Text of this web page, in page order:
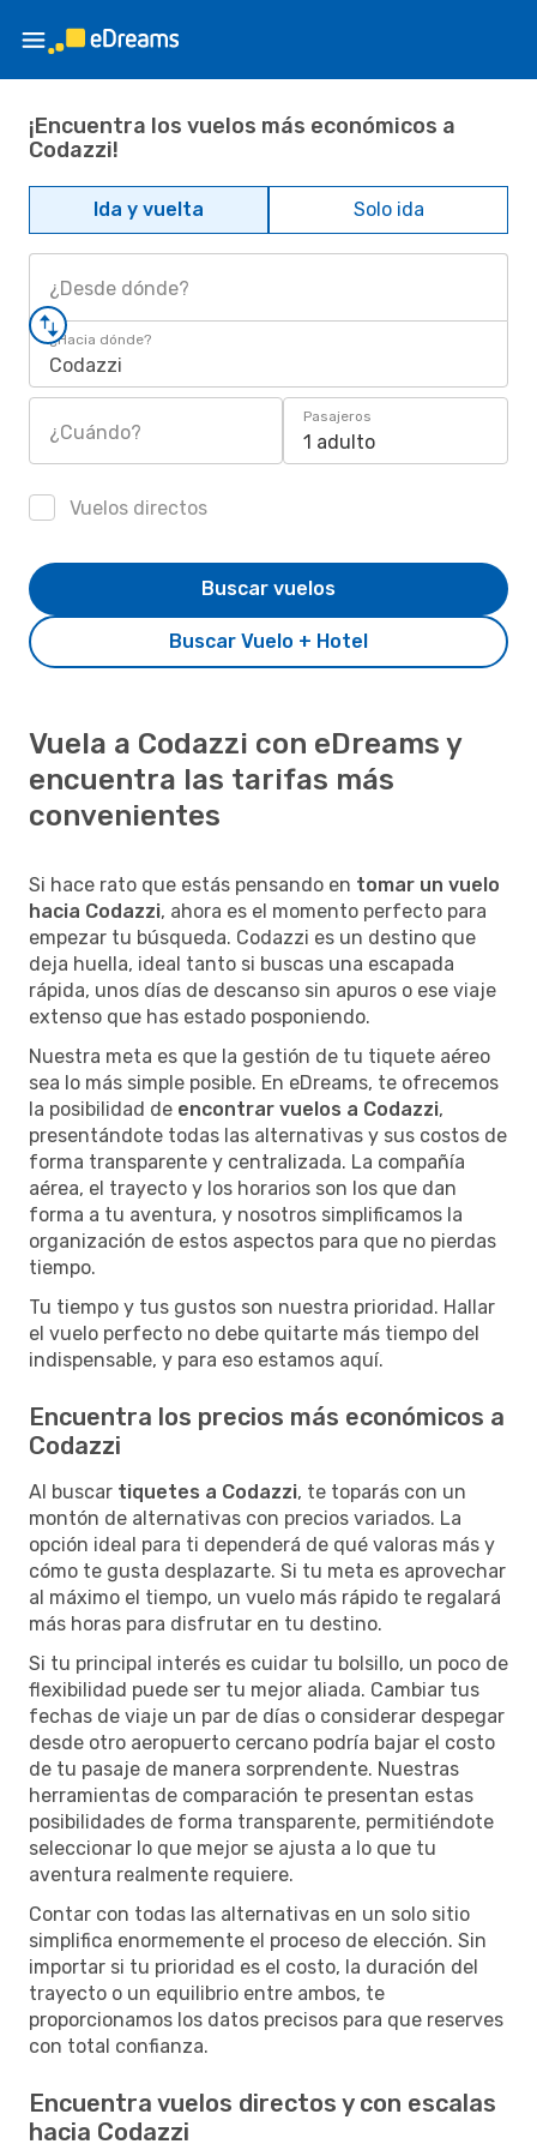
¡Encuentra los vuelos más económicos a
Codazzi!
Ida y vuelta Solo ida
¿Desde dónde?
¿Hacia dónde?
Codazzi
¿Cuándo?
Pasajeros
1 adulto
Vuelos directos
Buscar Vuelo + Hotel
Buscar vuelos
Vuela a Codazzi con eDreams y
encuentra las tarifas más
convenientes
Si hace rato que estás pensando en tomar un vuelo
hacia Codazzi, ahora es el momento perfecto para
empezar tu búsqueda. Codazzi es un destino que
deja huella, ideal tanto si buscas una escapada
rápida, unos días de descanso sin apuros o ese viaje
extenso que has estado posponiendo.
Nuestra meta es que la gestión de tu tiquete aéreo
sea lo más simple posible. En eDreams, te ofrecemos
la posibilidad de encontrar vuelos a Codazzi,
presentándote todas las alternativas y sus costos de
forma transparente y centralizada. La compañía
aérea, el trayecto y los horarios son los que dan
forma a tu aventura, y nosotros simplificamos la
organización de estos aspectos para que no pierdas
tiempo.
Tu tiempo y tus gustos son nuestra prioridad. Hallar
el vuelo perfecto no debe quitarte más tiempo del
indispensable, y para eso estamos aquí.
Encuentra los precios más económicos a
Codazzi
Al buscar tiquetes a Codazzi, te toparás con un
montón de alternativas con precios variados. La
opción ideal para ti dependerá de qué valoras más y
cómo te gusta desplazarte. Si tu meta es aprovechar
al máximo el tiempo, un vuelo más rápido te regalará
más horas para disfrutar en tu destino.
Si tu principal interés es cuidar tu bolsillo, un poco de
flexibilidad puede ser tu mejor aliada. Cambiar tus
fechas de viaje un par de días o considerar despegar
desde otro aeropuerto cercano podría bajar el costo
de tu pasaje de manera sorprendente. Nuestras
herramientas de comparación te presentan estas
posibilidades de forma transparente, permitiéndote
seleccionar lo que mejor se ajusta a lo que tu
aventura realmente requiere.
Contar con todas las alternativas en un solo sitio
simplifica enormemente el proceso de elección. Sin
importar si tu prioridad es el costo, la duración del
trayecto o un equilibrio entre ambos, te
proporcionamos los datos precisos para que reserves
con total confianza.
Encuentra vuelos directos y con escalas
hacia Codazzi